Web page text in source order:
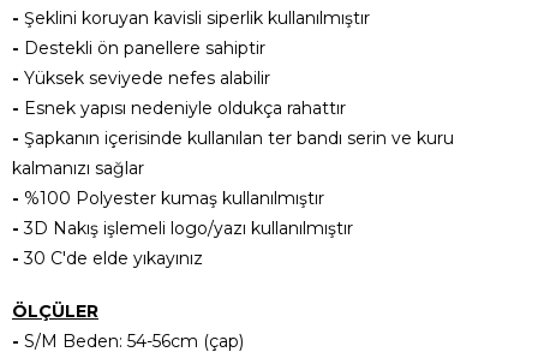
- Şeklini koruyan kavisli siperlik kullanılmıştır
- Destekli ön panellere sahiptir
- Yüksek seviyede nefes alabilir
- Esnek yapısı nedeniyle oldukça rahattır
- Şapkanın içerisinde kullanılan ter bandı serin ve kuru
kalmanızı sağlar
- %100 Polyester kumaş kullanılmıştır
-3D Nakış işlemeli logo/yazı kullanılmıştır
-30 C'de elde yıkayınız
ÖLÇÜLER
- S/M Beden: 54-56cm (çap)